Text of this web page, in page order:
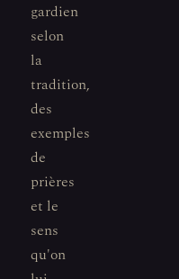
gardien
selon
la
tradition,
des
exemples
de
prières
et le
sens
qu'on